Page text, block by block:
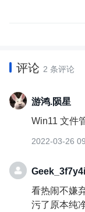
评论 2 条评论
游鸿.陨星
Win11 文件
2022-03-26
Geek_3f7y4i
看热闹不嫌
污了原本纯